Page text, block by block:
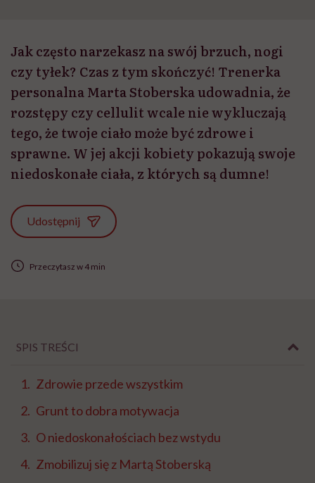
Jak często narzekasz na swój brzuch, nogi
czy tyłek? Czas z tym skończyć! Trenerka
personalna Marta Stoberska udowadnia, że
rozstępy czy cellulit wcale nie wykluczają
tego, że twoje ciało może być zdrowe i
sprawne. W jej akcji kobiety pokazują swoje
niedoskonałe ciała, z których są dumne!
Udostępnij
Przeczytasz w 4 min
SPIS TREŚCI
Zdrowie przede wszystkim
Grunt to dobra motywacja
O niedoskonałościach bez wstydu
Zmobilizuj się z Martą Stoberską